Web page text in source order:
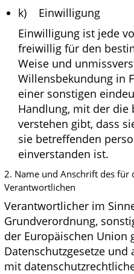
k) Einwilligung
Einwilligung ist jede
freiwillig für den
Weise und
Willensbekundung in
einer sonstigen
Handlung, mit der die
verstehen gibt, dass
sie betreffenden
einverstanden ist.
2. Name und Anschrift des für
Verantwortlichen
Verantwortlicher im
Grundverordnung,
der Europäischen Union
Datenschutzgesetze
mit